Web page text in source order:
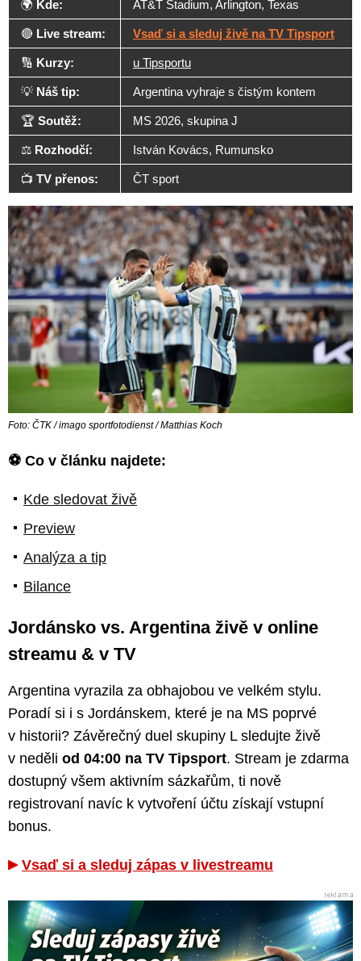
🌍 Kde: AT&T Stadium, Arlington, Texas
🔴 Live stream: Vsaď si a sleduj živě na TV Tipsport
🔢 Kurzy: u Tipsportu
💡 Náš tip: Argentina vyhraje s čistým kontem
🏆 Soutěž: MS 2026, skupina J
⚖️ Rozhodčí: István Kovács, Rumunsko
📺 TV přenos: ČT sport
Foto: ČTK / imago sportfotodienst / Matthias Koch
⚽ Co v článku najdete:
Kde sledovat živě
Preview
Analýza a tip
Bilance
Jordánsko vs. Argentina živě v online
streamu & v TV
Argentina vyrazila za obhajobou ve velkém stylu.
Poradí si i s Jordánskem, které je na MS poprvé
v historii? Závěrečný duel skupiny L sledujte živě
v neděli od 04:00 na TV Tipsport. Stream je zdarma
dostupný všem aktivním sázkařům, ti nově
registrovaní navíc k vytvoření účtu získají vstupní
bonus.
Vsaď si a sleduj zápas v livestreamu